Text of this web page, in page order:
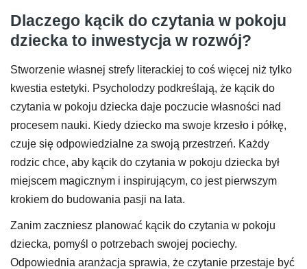
Dlaczego kącik do czytania w pokoju
dziecka to inwestycja w rozwój?
Stworzenie własnej strefy literackiej to coś więcej niż tylko
kwestia estetyki. Psycholodzy podkreślają, że kącik do
czytania w pokoju dziecka daje poczucie własności nad
procesem nauki. Kiedy dziecko ma swoje krzesło i półkę,
czuje się odpowiedzialne za swoją przestrzeń. Każdy
rodzic chce, aby kącik do czytania w pokoju dziecka był
miejscem magicznym i inspirującym, co jest pierwszym
krokiem do budowania pasji na lata.
Zanim zaczniesz planować kącik do czytania w pokoju
dziecka, pomyśl o potrzebach swojej pociechy.
Odpowiednia aranżacja sprawia, że czytanie przestaje być